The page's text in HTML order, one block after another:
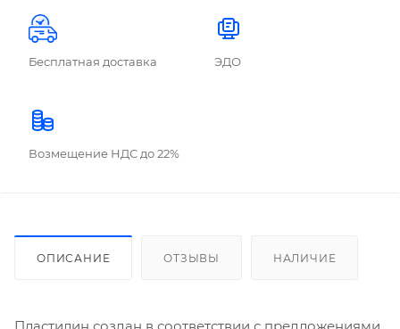
Бесплатная доставка ЭДО
Возмещение НДС до 22%
ОПИСАНИЕ ОТЗЫВЫ НАЛИЧИЕ
Пластилин создан в соответствии с предложениями